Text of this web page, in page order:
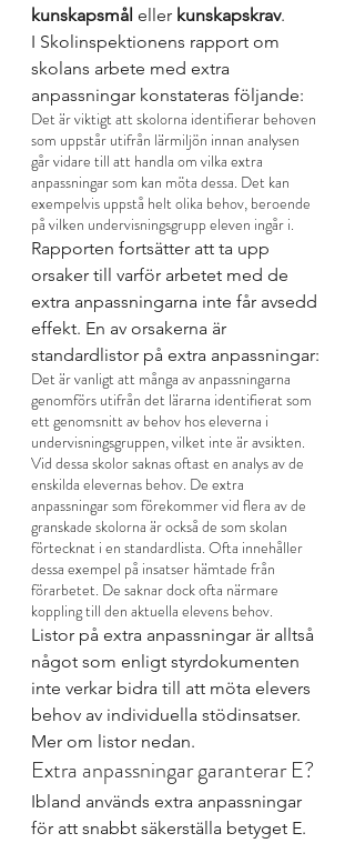
kunskapsmål eller kunskapskrav.
I Skolinspektionens rapport om
skolans arbete med extra
anpassningar konstateras följande:
Det är viktigt att skolorna identifierar behoven
som uppstår utifrån lärmiljön innan analysen
går vidare till att handla om vilka extra
anpassningar som kan möta dessa. Det kan
exempelvis uppstå helt olika behov, beroende
på vilken undervisningsgrupp eleven ingår i.
Rapporten fortsätter att ta upp
orsaker till varför arbetet med de
extra anpassningarna inte får avsedd
effekt. En av orsakerna är
standardlistor på extra anpassningar:
Det är vanligt att många av anpassningarna
genomförs utifrån det lärarna identifierat som
ett genomsnitt av behov hos eleverna i
undervisningsgruppen, vilket inte är avsikten.
Vid dessa skolor saknas oftast en analys av de
enskilda elevernas behov. De extra
anpassningar som förekommer vid flera av de
granskade skolorna är också de som skolan
förtecknat i en standardlista. Ofta innehåller
dessa exempel på insatser hämtade från
förarbetet. De saknar dock ofta närmare
koppling till den aktuella elevens behov.
Listor på extra anpassningar är alltså
något som enligt styrdokumenten
inte verkar bidra till att möta elevers
behov av individuella stödinsatser.
Mer om listor nedan.
Extra anpassningar garanterar E?
Ibland används extra anpassningar
för att snabbt säkerställa betyget E.